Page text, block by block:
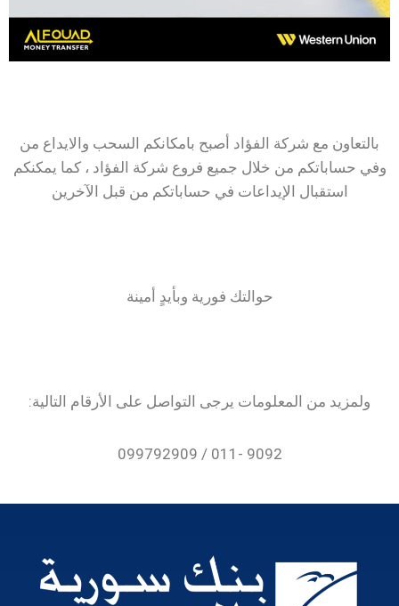
بالتعاون مع شركة الفؤاد أصبح بامكانكم السحب والايداع من
وفي حساباتكم من خلال جميع فروع شركة الفؤاد ، كما يمكنكم
استقبال الإيداعات في حساباتكم من قبل الآخرين
حوالتك فورية وبأيدٍ أمينة
ولمزيد من المعلومات يرجى التواصل على الأرقام التالية:
9092 -011 / 099792909